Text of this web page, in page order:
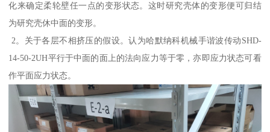
化来确定柔轮壁任一点的变形状态。这时研究壳体的变形便可归结
为研究壳休中面的变形。
2。关于各层不相挤压的假设。认为哈默纳科机械手谐波传动SHD-
14-50-2UH平行于中面的面上的法向应力等于零，亦即应力状态可看
作平面应力状态。